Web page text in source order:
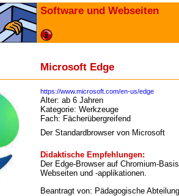
Software und Webseiten
Microsoft Edge
https://www.microsoft.com/en-us/edge
Alter: ab 6 Jahren
Kategorie: Werkzeuge
Fach: Fächerübergreifend
Der Standardbrowser von Microsoft
Didaktische Empfehlungen:
Der Edge-Browser auf Chromium-
Webseiten und -applikationen.
Beantragt von: Pädagogische Abteilung